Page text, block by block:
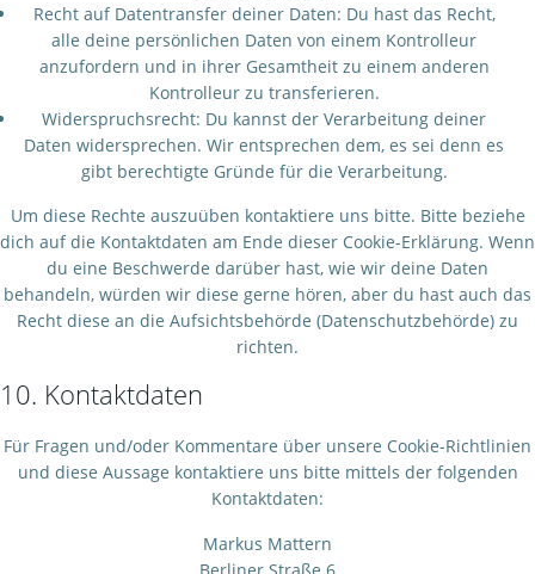
Recht auf Datentransfer deiner Daten: Du hast das Recht,
alle deine persönlichen Daten von einem Kontrolleur
anzufordern und in ihrer Gesamtheit zu einem anderen
Kontrolleur zu transferieren.
Widerspruchsrecht: Du kannst der Verarbeitung deiner
Daten widersprechen. Wir entsprechen dem, es sei denn es
gibt berechtigte Gründe für die Verarbeitung.
Um diese Rechte auszuüben kontaktiere uns bitte. Bitte beziehe
dich auf die Kontaktdaten am Ende dieser Cookie-Erklärung. Wenn
du eine Beschwerde darüber hast, wie wir deine Daten
behandeln, würden wir diese gerne hören, aber du hast auch das
Recht diese an die Aufsichtsbehörde (Datenschutzbehörde) zu
richten.
10. Kontaktdaten
Für Fragen und/oder Kommentare über unsere Cookie-Richtlinien
und diese Aussage kontaktiere uns bitte mittels der folgenden
Kontaktdaten:
Markus Mattern